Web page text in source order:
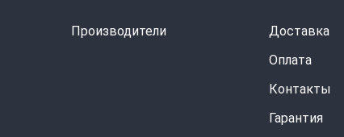
Производители
Доставка
Оплата
Контакты
Гарантия